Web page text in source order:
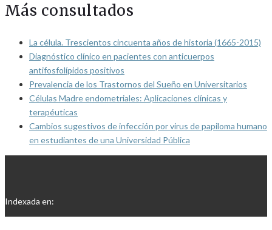
Más consultados
La célula. Trescientos cincuenta años de historia (1665-2015)
Diagnóstico clínico en pacientes con anticuerpos
antifosfolípidos positivos
Prevalencia de los Trastornos del Sueño en Universitarios
Células Madre endometriales: Aplicaciones clínicas y
terapéuticas
Cambios sugestivos de infección por virus de papiloma humano
en estudiantes de una Universidad Pública
Indexada en: